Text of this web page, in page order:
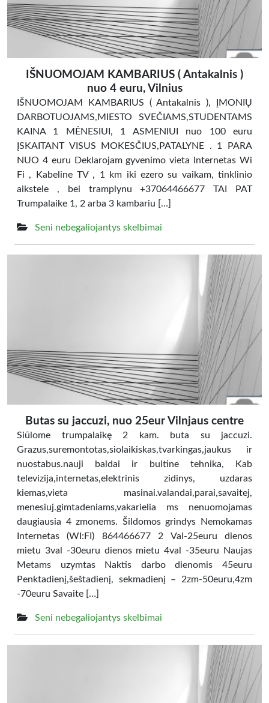
IŠNUOMOJAM KAMBARIUS ( Antakalnis )
nuo 4 euru, Vilnius
IŠNUOMOJAM KAMBARIUS ( Antakalnis ), ĮMONIŲ
DARBOTUOJAMS,MIESTO SVEČIAMS,STUDENTAMS
KAINA 1 MĖNESIUI, 1 ASMENIUI nuo 100 euru
ĮSKAITANT VISUS MOKESČIUS,PATALYNE . 1 PARA
NUO 4 euru Deklarojam gyvenimo vieta Internetas Wi
Fi , Kabeline TV , 1 km iki ezero su vaikam, tinklinio
aikstele , bei tramplynu +37064466677 TAI PAT
Trumpalaike 1, 2 arba 3 kambariu […]
Seni nebegaliojantys skelbimai
Butas su jaccuzi, nuo 25eur Vilnjaus centre
Siūlome trumpalaikę 2 kam. buta su jaccuzi.
Grazus,suremontotas,siolaikiskas,tvarkingas,jaukus ir
nuostabus.nauji baldai ir buitine tehnika, Kab
televizija,internetas,elektrinis zidinys, uzdaras
kiemas,vieta masinai.valandai,parai,savaitej,
menesiuj.gimtadeniams,vakarielia ms nenuomojamas
daugiausia 4 zmonems. Šildomos grindys Nemokamas
Internetas (WI:FI) 864466677 2 Val-25euru dienos
mietu 3val -30euru dienos mietu 4val -35euru Naujas
Metams uzymtas Naktis darbo dienomis 45euru
Penktadienį,šeštadienį, sekmadienį – 2zm-50euru,4zm
-70euru Savaite […]
Seni nebegaliojantys skelbimai